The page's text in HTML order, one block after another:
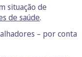
situação de
de saúde.
– por conta